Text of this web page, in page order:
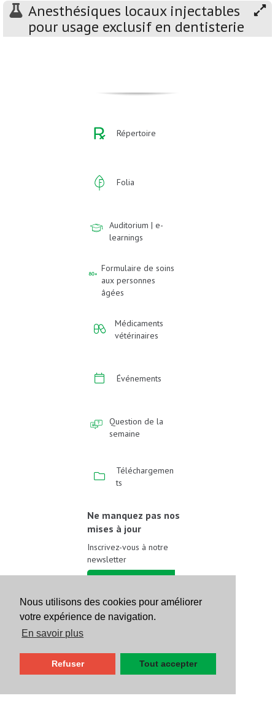
Nous utilisons des cookies pour améliorer
votre expérience de navigation.
En savoir plus
Refuser Tout accepter
Anesthésiques locaux injectables
pour usage exclusif en dentisterie
Répertoire
Folia
Auditorium | e-
learnings
Formulaire de soins
aux personnes
âgées
Médicaments
vétérinaires
Événements
Question de la
semaine
Téléchargemen
ts
Ne manquez pas nos
mises à jour
Inscrivez-vous à notre
newsletter
Suivez-nous sur les